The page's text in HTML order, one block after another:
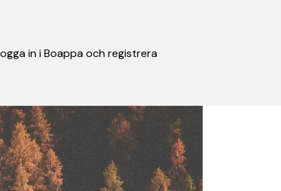
in i Boappa och registrera